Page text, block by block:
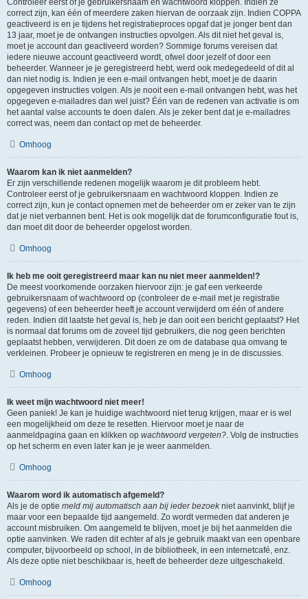
correct zijn, kan één of meerdere zaken hiervan de oorzaak zijn. Indien COPPA
geactiveerd is en je tijdens het registratieproces opgaf dat je jonger bent dan
13 jaar, moet je de ontvangen instructies opvolgen. Als dit niet het geval is,
moet je account dan geactiveerd worden? Sommige forums vereisen dat
iedere nieuwe account geactiveerd wordt, ofwel door jezelf of door een
beheerder. Wanneer je je geregistreerd hebt, werd ook medegedeeld of dit al
dan niet nodig is. Indien je een e-mail ontvangen hebt, moet je de daarin
opgegeven instructies volgen. Als je nooit een e-mail ontvangen hebt, was het
opgegeven e-mailadres dan wel juist? Één van de redenen van activatie is om
het aantal valse accounts te doen dalen. Als je zeker bent dat je e-mailadres
correct was, neem dan contact op met de beheerder.
Omhoog
Waarom kan ik niet aanmelden?
Er zijn verschillende redenen mogelijk waarom je dit probleem hebt.
Controleer eerst of je gebruikersnaam en wachtwoord kloppen. Indien ze
correct zijn, kun je contact opnemen met de beheerder om er zeker van te zijn
dat je niet verbannen bent. Het is ook mogelijk dat de forumconfiguratie fout is,
dan moet dit door de beheerder opgelost worden.
Omhoog
Ik heb me ooit geregistreerd maar kan nu niet meer aanmelden!?
De meest voorkomende oorzaken hiervoor zijn: je gaf een verkeerde
gebruikersnaam of wachtwoord op (controleer de e-mail met je registratie
gegevens) of een beheerder heeft je account verwijderd om één of andere
reden. Indien dit laatste het geval is, heb je dan ooit een bericht geplaatst? Het
is normaal dat forums om de zoveel tijd gebruikers, die nog geen berichten
geplaatst hebben, verwijderen. Dit doen ze om de database qua omvang te
verkleinen. Probeer je opnieuw te registreren en meng je in de discussies.
Omhoog
Ik weet mijn wachtwoord niet meer!
Geen paniek! Je kan je huidige wachtwoord niet terug krijgen, maar er is wel
een mogelijkheid om deze te resetten. Hiervoor moet je naar de
aanmeldpagina gaan en klikken op wachtwoord vergeten? . Volg de instructies
op het scherm en even later kan je je weer aanmelden.
Omhoog
Waarom word ik automatisch afgemeld?
Als je de optie meld mij automatisch aan bij ieder bezoekniet aanvinkt, blijf je
maar voor een bepaalde tijd aangemeld. Zo wordt vermeden dat anderen je
account misbruiken. Om aangemeld te blijven, moet je bij het aanmelden die
optie aanvinken. We raden dit echter af als je gebruik maakt van een openbare
computer, bijvoorbeeld op school, in de bibliotheek, in een internetcafé, enz.
Als deze optie niet beschikbaar is, heeft de beheerder deze uitgeschakeld.
Omhoog